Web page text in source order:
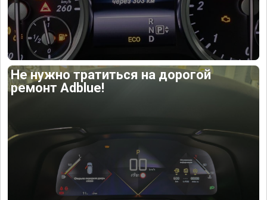
Не нужно тратиться на дорогой
ремонт Adblue!